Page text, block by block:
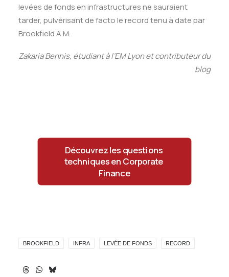
levées de fonds en infrastructures ne sauraient
tarder, pulvérisant de facto le record tenu à date par
Brookfield A.M.
Zakaria Bennis, étudiant à l’EM Lyon et contributeur du
blog
Découvrez les questions
techniques en Corporate
Finance
BROOKFIELD INFRA LEVÉE DE FONDS RECORD